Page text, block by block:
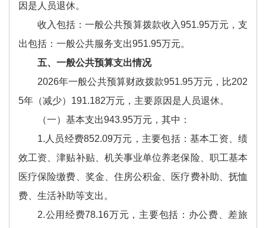
因是人员退休。
收入包括：一般公共预算拨款收入951.95万元，支
出包括：一般公共服务支出951.95万元。
五、一般公共预算支出情况
2026年一般公共预算财政拨款951.95万元，比202
5年（减少）191.182万元，主要原因是人员退休。
（一）基本支出943.95万元，其中：
1.人员经费852.09万元，主要包括：基本工资、绩
效工资、津贴补贴、机关事业单位养老保险、职工基本
医疗保险缴费、奖金、住房公积金、医疗费补助、抚恤
费、生活补助等支出。
2.公用经费78.16万元，主要包括：办公费、差旅